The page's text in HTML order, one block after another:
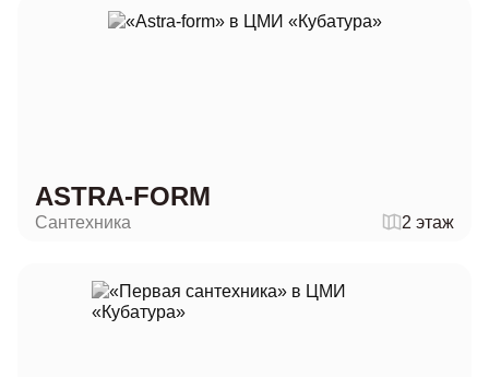
ASTRA-FORM
Сантехника 2 этаж